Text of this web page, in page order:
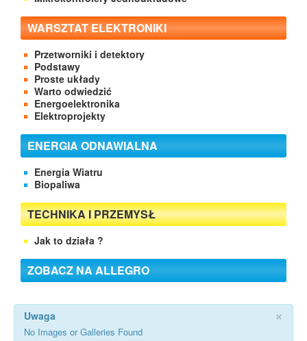
WARSZTAT ELEKTRONIKI
Przetworniki i detektory
Podstawy
Proste układy
Warto odwiedzić
Energoelektronika
Elektroprojekty
ENERGIA ODNAWIALNA
Energia Wiatru
Biopaliwa
TECHNIKA I PRZEMYSŁ
Jak to działa ?
ZOBACZ NA ALLEGRO
×
Uwaga
No Images or Galleries Found